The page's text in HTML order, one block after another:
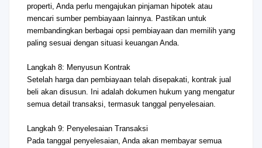
properti, Anda perlu mengajukan pinjaman hipotek atau
mencari sumber pembiayaan lainnya. Pastikan untuk
membandingkan berbagai opsi pembiayaan dan memilih yang
paling sesuai dengan situasi keuangan Anda.
Langkah 8: Menyusun Kontrak
Setelah harga dan pembiayaan telah disepakati, kontrak jual
beli akan disusun. Ini adalah dokumen hukum yang mengatur
semua detail transaksi, termasuk tanggal penyelesaian.
Langkah 9: Penyelesaian Transaksi
Pada tanggal penyelesaian, Anda akan membayar semua